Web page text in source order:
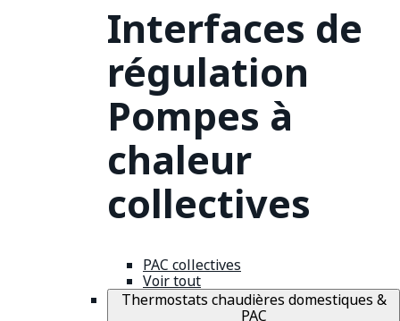
Interfaces de
régulation
Pompes à
chaleur
collectives
PAC collectives
Voir tout
Thermostats chaudières domestiques &
PAC